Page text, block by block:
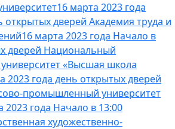
16 марта 2023 года
открытых дверей Академия труда и
16 марта 2023 года Начало в
дверей Национальный
«Высшая школа
2023 года день открытых дверей
промышленный университет
2023 года Начало в 13:00
художественно-